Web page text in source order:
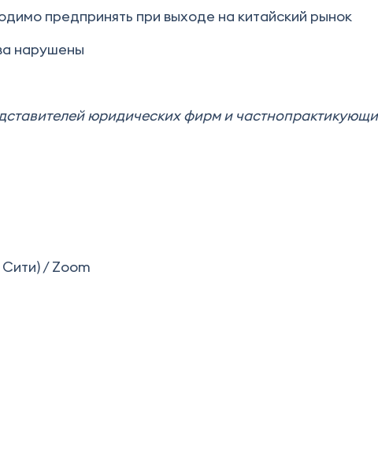
предпринять при выходе на китайский рынок
нарушены
юридических фирм и
/ Zoom